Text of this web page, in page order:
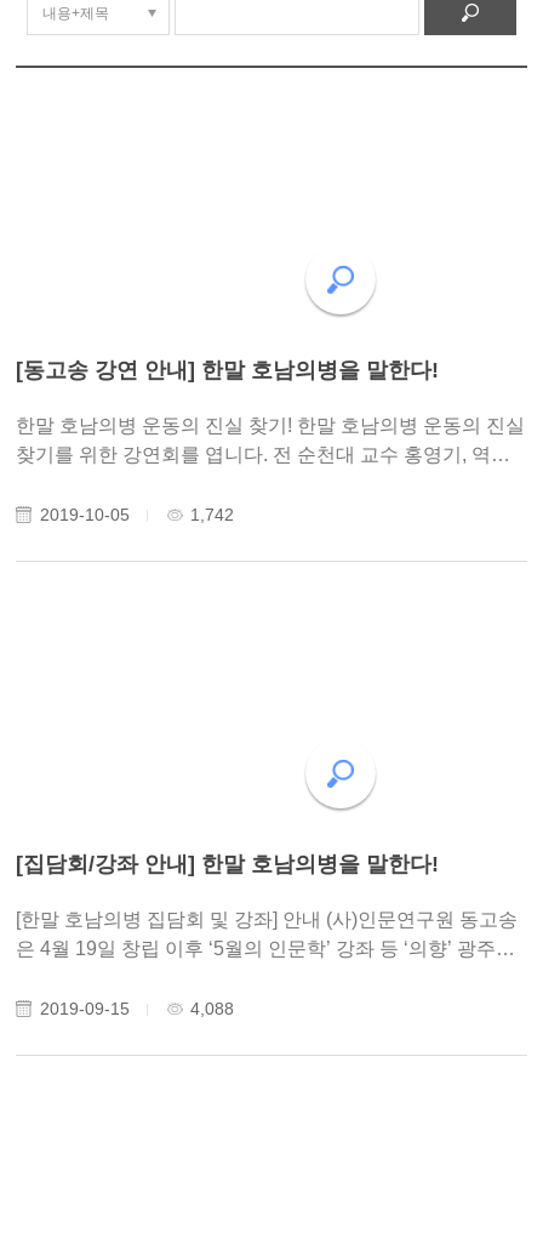
[동고송 강연 안내] 한말 호남의병을 말한다!
한말 호남의병 운동의 진실 찾기! 한말 호남의병 운동의 진실
찾기를 위한 강연회를 엽니다. 전 순천대 교수 홍영기, 역사
찾습니다. 1회. 한말 호남의병 운동은 의향 광주의 역사적 뿌
2019-10-05 1,742
[집담회/강좌 안내] 한말 호남의병을 말한다!
[한말 호남의병 집담회 및 강좌] 안내 (사)인문연구원 동고송
은 4월 19일 창립 이후 ‘5월의 인문학’ 강좌 등 ‘의향’ 광주의
그리고 2019년 9월부터 11월까지 한국학교양강좌 ‘한말 호
2019-09-15 4,088